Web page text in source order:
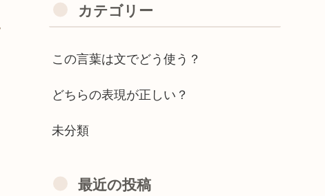
カテゴリー
この言葉は文でどう使う？
どちらの表現が正しい？
未分類
最近の投稿